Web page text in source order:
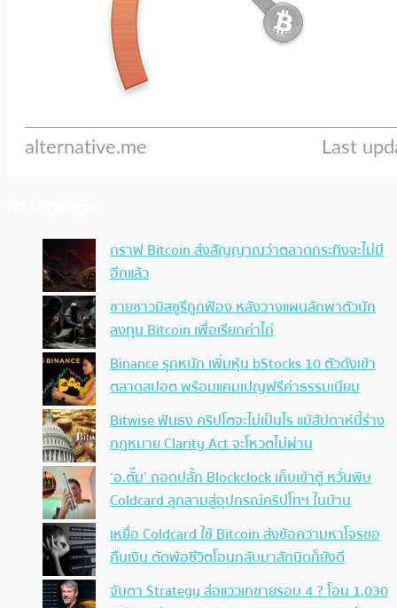
กราฟ Bitcoin ส่งสัญญาณว่าตลาดกระทิงจะไม่มี
อีกแล้ว
ชายชาวมิสซูรีถูกฟ้อง หลังวางแผนลักพาตัวนัก
ลงทุน Bitcoin เพื่อเรียกค่าไถ่
Binance รุกหนัก เพิ่มหุ้น bStocks 10 ตัวดังเข้า
ตลาดสปอต พร้อมแคมเปญฟรีค่าธรรมเนียม
Bitwise ฟันธง คริปโตจะไม่เป็นไร แม้สัปดาห์นี้ร่าง
กฎหมาย Clarity Act จะโหวตไม่ผ่าน
‘อ.ตั๊ม’ ถอดปลั้ก Blockclock เก็บเข้าตู้ หวั่นพิษ
Coldcard ลุกลามสู่อุปกรณ์คริปโทฯ ในบ้าน
เหยื่อ Coldcard ใช้ Bitcoin ส่งข้อความหาโจรขอ
คืนเงิน ตัดพ้อชีวิตโอนกลับมาสักนิดก็ยังดี
จับตา Strategy ส่อแววเทขายรอบ 4 ? โอน 1,030